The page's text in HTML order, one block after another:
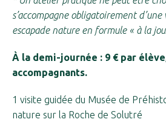
s’accompagne obligatoirement d’une
escapade nature en formule « à la
À la demi-journée : 9 € par
accompagnants.
1 visite guidée du Musée de
nature sur la Roche de Solutré